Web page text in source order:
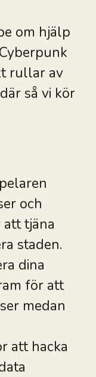
om hjälp
rullar av
så vi kör
och
att tjäna
staden.
dina
för att
medan
att hacka